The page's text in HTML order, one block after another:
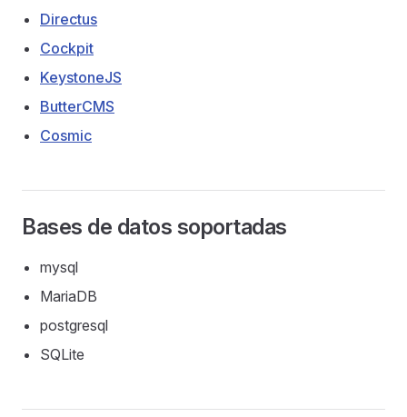
Directus
Cockpit
KeystoneJS
ButterCMS
Cosmic
Bases de datos soportadas
mysql
MariaDB
postgresql
SQLite